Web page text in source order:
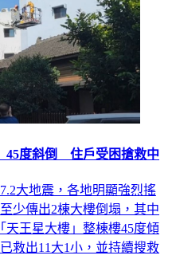
45度斜倒 住戶受困搶救中
大地震，各地明顯強烈搖
少傳出2棟大樓倒塌，其中
王星大樓」整棟樓45度傾
救出11大1小，並持續搜救